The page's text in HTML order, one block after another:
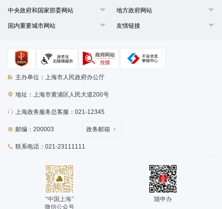
中央政府和国家部委网站 地方政府网站
国内重要城市网站 友情链接
主办单位：上海市人民政府办公厅
地址：上海市黄浦区人民大道200号
上海政务服务总客服：021-12345
邮编：200003
联系电话：021-23111111
政务邮箱
“中国上海”
微信公众号
随申办